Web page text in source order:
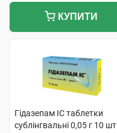
КУПИТИ
Гідазепам IC таблетки
сублінгвальні 0,05 г 10 шт